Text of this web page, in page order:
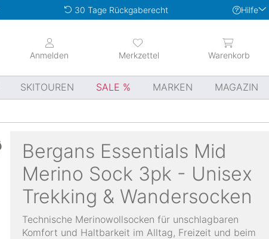
30 Tage Rückgaberecht Hilfe
Merkzettel
Anmelden Warenkorb
SKITOUREN SALE MARKEN MAGAZIN
Bergans Essentials Mid
Merino Sock 3pk - Unisex
Trekking & Wandersocken
Technische Merinowollsocken für unschlagbaren
Komfort und Haltbarkeit im Alltag, Freizeit und beim